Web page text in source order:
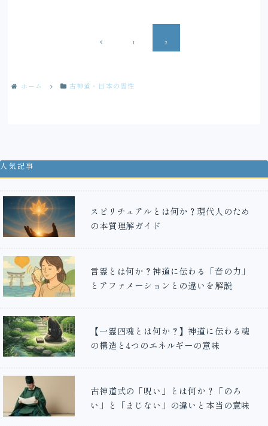
前 1 2
ホーム 古神道・日本の霊性
人気記事
スピリチュアルとは何か？現代人のため
の本質理解ガイド
言霊とは何か？神道に伝わる「音の力」
とアファメーションとの違いを解説
【一霊四魂とは何か？】神道に伝わる魂
の構造と4つのエネルギーの意味
古神道式の「呪い」とは何か？「のろ
い」と「まじない」の違いと本当の意味